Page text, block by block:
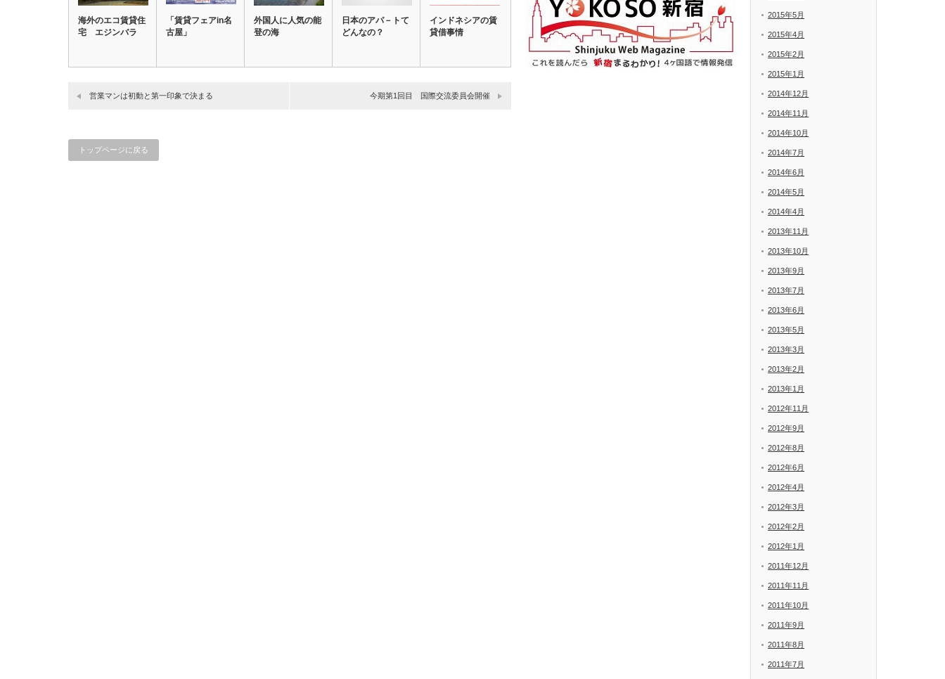
海外のエコ賃貸住
宅 エジンバラ
「賃貸フェアin名
古屋」
外国人に人気の能
登の海
日本のアパ－トて
どんなの？
インドネシアの賃
貸借事情
営業マンは初動と第一印象で決まる 今期第1回目 国際交流委員会開催
トップページに戻る
2015年5月
2015年4月
2015年2月
2015年1月
2014年12月
2014年11月
2014年10月
2014年7月
2014年6月
2014年5月
2014年4月
2013年11月
2013年10月
2013年9月
2013年7月
2013年6月
2013年5月
2013年3月
2013年2月
2013年1月
2012年11月
2012年9月
2012年8月
2012年6月
2012年4月
2012年3月
2012年2月
2012年1月
2011年12月
2011年11月
2011年10月
2011年9月
2011年8月
2011年7月